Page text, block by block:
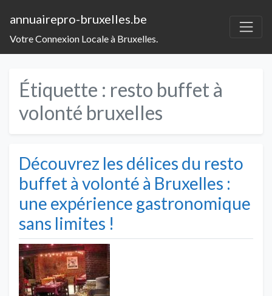
annuairepro-bruxelles.be
Votre Connexion Locale à Bruxelles.
Étiquette : resto buffet à
volonté bruxelles
Découvrez les délices du resto
buffet à volonté à Bruxelles :
une expérience gastronomique
sans limites !